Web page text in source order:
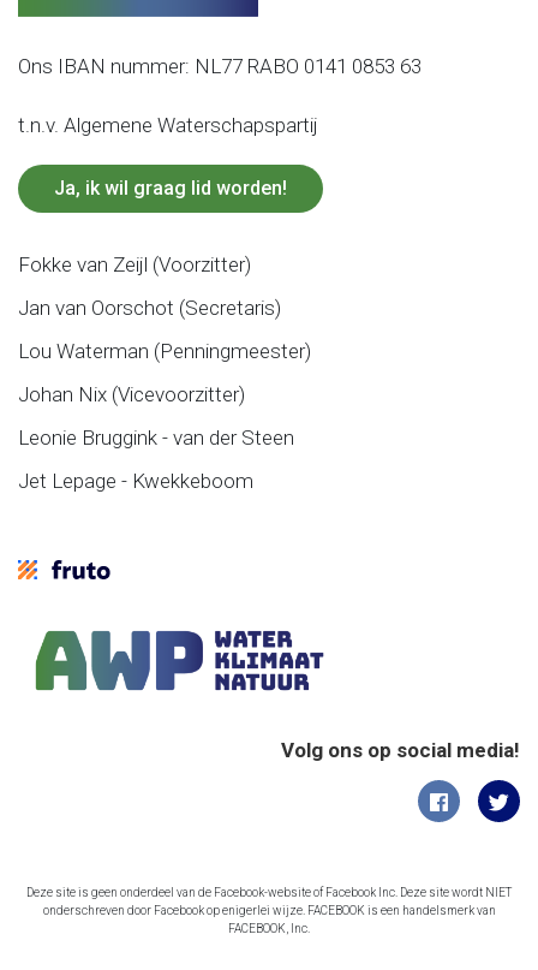
Ons IBAN nummer: NL77 RABO 0141 0853 63
t.n.v. Algemene Waterschapspartij
Ja, ik wil graag lid worden!
Fokke van Zeijl (Voorzitter)
Jan van Oorschot (Secretaris)
Lou Waterman (Penningmeester)
Johan Nix (Vicevoorzitter)
Leonie Bruggink - van der Steen
Jet Lepage - Kwekkeboom
Volg ons op social media!
Deze site is geen onderdeel van de Facebook-website of Facebook Inc. Deze site wordt NIET
onderschreven door Facebook op enigerlei wijze. FACEBOOK is een handelsmerk van
FACEBOOK, Inc.